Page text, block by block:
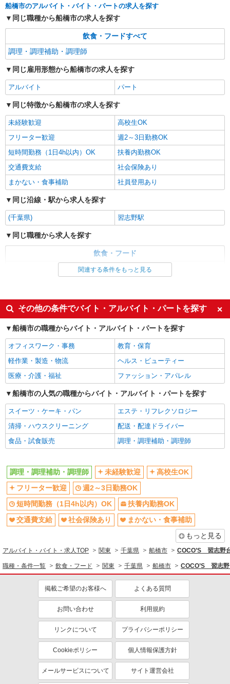
正社員
株式会社HITOWA フードサービスカンパニー
月給22万円以上 ※給与は経験や前職給与に応
じて決定します。 賞与年2回
たんぽぽ西船橋駅前保育園 （千葉県船橋市印
内町631-1）
キープ 詳細を見る
正社員
株式会社HITOWA フードサービスカンパニー
福祉施設での調理師【正社員】
月給23万円〜30万円 ※給与は経験や前職給与
に応じて決定します。 賞与年2回
ウェルミーテラス高根台 （千葉県船橋市高根
キープ
船橋市のアルバイト・バイト・パートの求人を探す
同じ職種から船橋市の求人を探す
飲食・フードすべて
調理・調理補助・調理師
同じ雇用形態から船橋市の求人を探す
アルバイト パート
同じ特徴から船橋市の求人を探す
未経験歓迎
高校生OK
フリーター歓迎
週2～3日勤務OK
短時間勤務（1日4h以内）OK
扶養内勤務OK
交通費支給
社会保険あり
まかない・食事補助
社員登用あり
同じ沿線・駅から求人を探す
(千葉県) 習志野駅
同じ職種から求人を探す
飲食・フード
調理・調理補助・調理師
未経験歓迎
高校生OK
週2～3日勤務OK
短時間勤務（1日4h以内）OK
扶養内勤務OK
交通費支給
社会保険あり
まかない・食事補助
社員登用あり
関連する条件をもっと見る
その他の条件でバイト・アルバイト・パートを探す
船橋市の職種からバイト・アルバイト・パートを探す
オフィスワーク・事務
教育・保育
軽作業・製造・物流
ヘルス・ビューティー
医療・介護・福祉
ファッション・アパレル
船橋市の人気の職種からバイト・アルバイト・パートを探す
スイーツ・ケーキ・パン
エステ・リフレクソロジー
清掃・ハウスクリーニング
配送・配達ドライバー
食品・試食販売
調理・調理補助・調理師
調理・調理補助・調理師 未経験歓迎
高校生OK
フリーター歓迎
週2～3日勤務OK
短時間勤務（1日4h以内）OK
扶養内勤務OK
交通費支給
社会保険あり
まかない・食事補助
もっと見る
アルバイト・バイト・求人TOP 関東 千葉県 船橋市 COCO’S 習志野
職種・条件一覧 飲食・フード 関東 千葉県 船橋市 COCO’S 習志
掲載ご希望のお客様へ よくある質問
お問い合わせ 利用規約
リンクについて プライバシーポリシー
Cookieポリシー 個人情報保護方針
メールサービスについて サイト運営会社